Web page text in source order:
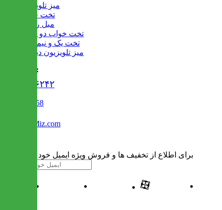
میز تلویزیون
تخت خواب
مبل راحتی
تخت خواب دو طبقه
تخت یک و نیم نفره
میز تلویزیون دیواری
تماس با ما :
۰۲۱۹۱۳۰۶۲۴۲
02122509458
Info@IranMiz.com
برای اطلاع از تخفیف ها و فروش ویژه ایمیل خود را وارد کنید